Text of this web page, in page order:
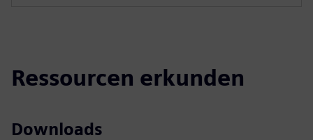
Ressourcen erkunden
Downloads